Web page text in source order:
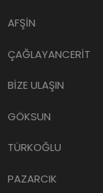
AFŞİN
ÇAĞLAYANCERİT
BİZE ULAŞIN
GÖKSUN
TÜRKOĞLU
PAZARCIK